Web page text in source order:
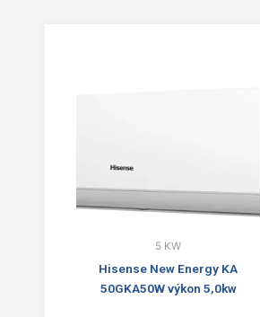
5 KW
Hisense New Energy KA
50GKA50W výkon 5,0kw